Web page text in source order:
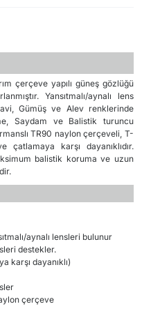
çerçeve yapılı güneş gözlüğü
Yansıtmalı/aynalı lens
Gümüş ve Alev renklerinde
Saydam ve Balistik turuncu
TR90 naylon çerçeveli, T-
karşı dayanıklıdır.
balistik koruma ve uzun
aynalı lensleri bulunur
destekler.
karşı dayanıklı)
çerçeve